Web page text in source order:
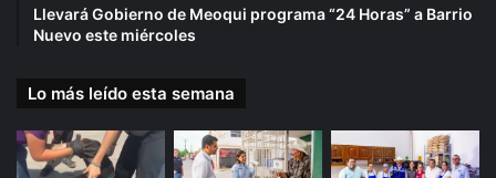
Llevará Gobierno de Meoqui programa “24 Horas” a Barrio
Nuevo este miércoles
Lo más leído esta semana